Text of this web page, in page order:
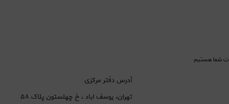
شما هستیم
آدرس دفتر مرکزی
تهران، یوسف اباد ، خ چهلستون پلاک ۵۸